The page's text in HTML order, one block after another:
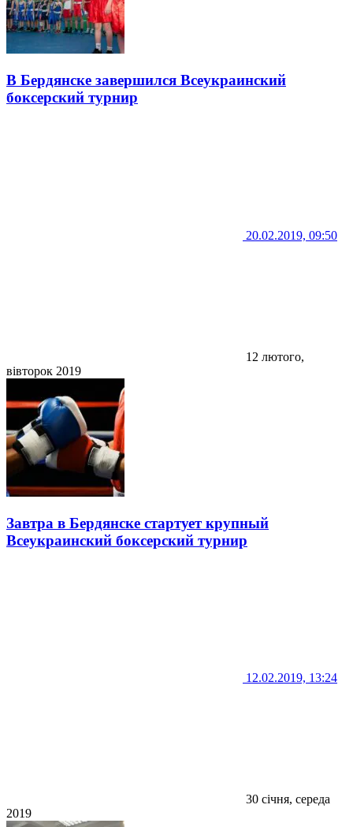
В Бердянске завершился Всеукраинский
боксерский турнир
20.02.2019, 09:50
12 лютого,
вівторок 2019
Завтра в Бердянске стартует крупный
Всеукраинский боксерский турнир
12.02.2019, 13:24
30 січня, середа
2019